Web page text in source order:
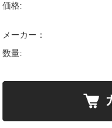
価格:
メーカー：
数量: